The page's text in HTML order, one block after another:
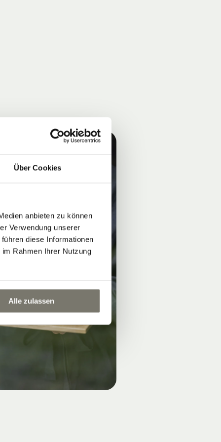
Über Cookies
anbieten zu können
Verwendung unserer
diese Informationen
Rahmen Ihrer Nutzung
Alle zulassen